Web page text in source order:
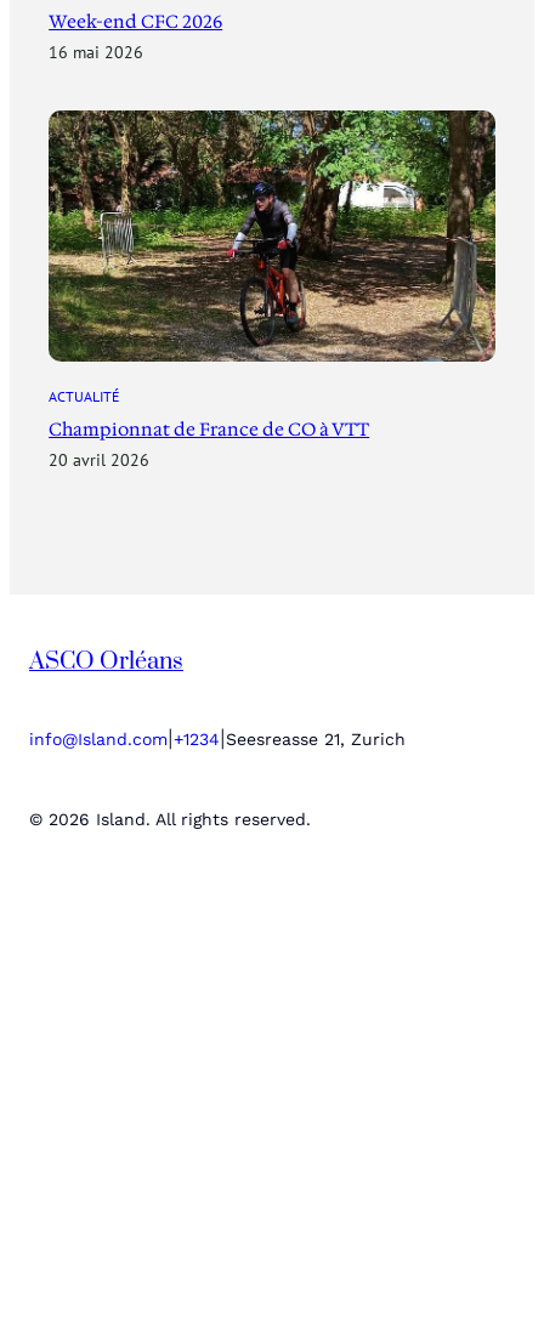
Week-end CFC 2026
16 mai 2026
ACTUALITÉ
Championnat de France de CO à VTT
20 avril 2026
ASCO Orléans
info@Island.com +1234 Seesreasse 21, Zurich
© 2026 Island. All rights reserved.